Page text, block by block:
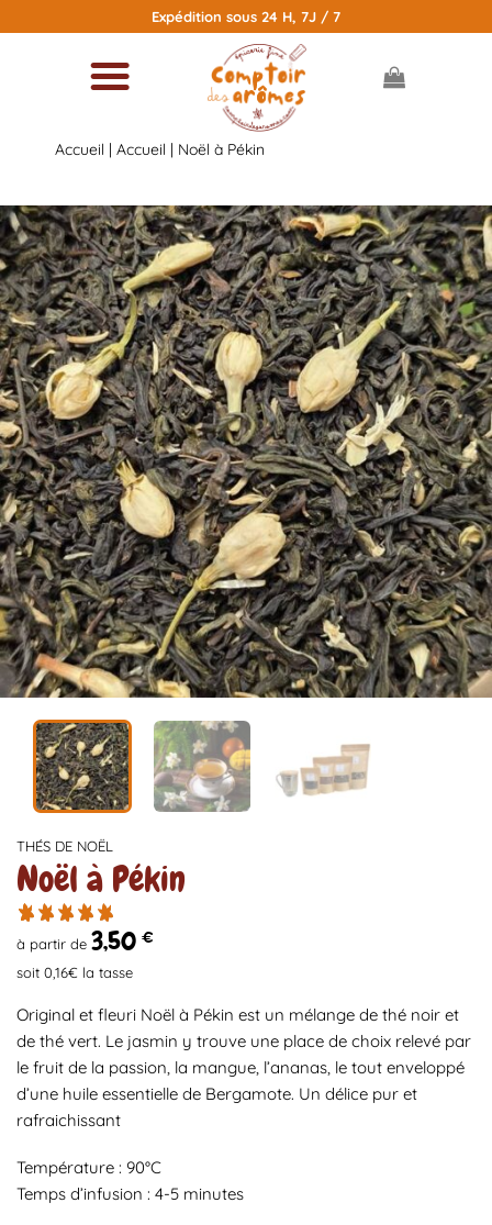
au
Expédition sous 24 H, 7J / 7
Accueil | Accueil | Noël à Pékin
THÉS DE NOËL
Noël à Pékin
à partir de 3,50 €
soit 0,16€ la tasse
Original et fleuri Noël à Pékin est un mélange de thé noir et
de thé vert. Le jasmin y trouve une place de choix relevé par
le fruit de la passion, la mangue, l’ananas, le tout enveloppé
d’une huile essentielle de Bergamote. Un délice pur et
rafraichissant
Température : 90°C
Temps d’infusion : 4-5 minutes